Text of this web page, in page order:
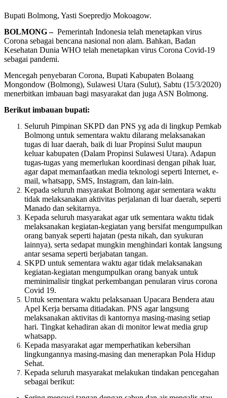
Bupati Bolmong, Yasti Soepredjo Mokoagow.
BOLMONG –Pemerintah Indonesia telah menetapkan virus
Corona sebagai bencana nasional non alam. Bahkan, Badan
Kesehatan Dunia WHO telah menetapkan virus Corona Covid-19
sebagai pandemi.
Mencegah penyebaran Corona, Bupati Kabupaten Bolaang
Mongondow (Bolmong), Sulawesi Utara (Sulut), Sabtu (15/3/2020)
menerbitkan imbauan bagi masyarakat dan juga ASN Bolmong.
Berikut imbauan bupati:
Seluruh Pimpinan SKPD dan PNS yg ada di lingkup Pemkab
Bolmong untuk sementara waktu dilarang melaksanakan
tugas di luar daerah, baik di luar Propinsi Sulut maupun
keluar kabupaten (Dalam Propinsi Sulawesi Utara). Adapun
tugas-tugas yang memerlukan koordinasi dengan pihak luar,
agar dapat memanfaatkan media teknologi seperti Internet, e-
mail, whatsapp, SMS, Instagram, dan lain-lain.
Kepada seluruh masyarakat Bolmong agar sementara waktu
tidak melaksanakan aktivitas perjalanan di luar daerah, seperti
Manado dan sekitarnya.
Kepada seluruh masyarakat agar utk sementara waktu tidak
melaksanakan kegiatan-kegiatan yang bersifat mengumpulkan
orang banyak seperti hajatan (pesta nikah, dan syukuran
lainnya), serta sedapat mungkin menghindari kontak langsung
antar sesama seperti berjabatan tangan.
SKPD untuk sementara waktu agar tidak melaksanakan
kegiatan-kegiatan mengumpulkan orang banyak untuk
meminimalisir tingkat perkembangan penularan virus corona
Covid 19.
Untuk sementara waktu pelaksanaan Upacara Bendera atau
Apel Kerja bersama ditiadakan. PNS agar langsung
melaksanakan aktivitas di kantornya masing-masing setiap
hari. Tingkat kehadiran akan di monitor lewat media grup
whatsapp.
Kepada masyarakat agar memperhatikan kebersihan
lingkungannya masing-masing dan menerapkan Pola Hidup
Sehat.
Kepada seluruh masyarakat melakukan tindakan pencegahan
sebagai berikut: